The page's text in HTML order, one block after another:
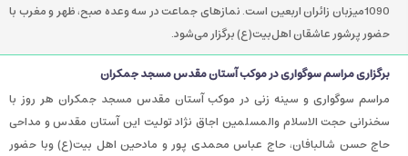
1090میزبان زائران اربعین است. نمازهای جماعت در سه وعده صبح، ظهر و مغرب با
حضور پرشور عاشقان اهل‌بیت(ع) برگزار می‌شود.
برگزاری مراسم سوگواری در موکب آستان مقدس مسجد جمکران
مراسم سوگواری و سینه زنی در موکب آستان مقدس مسجد جمکران هر روز با
سخنرانی حجت الاسلام والمسلمین اجاق نژاد تولیت این آستان مقدس و مداحی
حاج حسن شالبافان، حاج عباس محمدی پور و مادحین اهل بیت(ع) وبا حضور